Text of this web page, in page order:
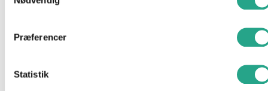
Præferencer
Statistik